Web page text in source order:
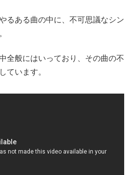
るある曲の中に、不可思議なシン
全般にはいっており、その曲の不
ています。